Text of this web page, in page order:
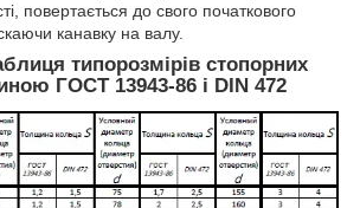
повертається до свого початкового
канавку на валу.
типорозмірів стопорних
ГОСТ 13943-86 і DIN 472